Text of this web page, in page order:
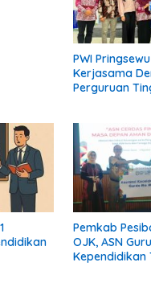
PWI
Kerjasama
Perguruan
Pemkab
OJK, ASN
Kependidikan